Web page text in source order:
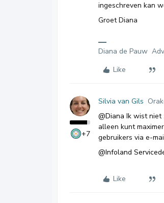
ingeschreven kan
Groet Diana
Diana de Pauw
Like
+7
Silvia van Gils
@Diana Ik wist niet
alleen kunt
gebruikers via e-
@Infoland
Like